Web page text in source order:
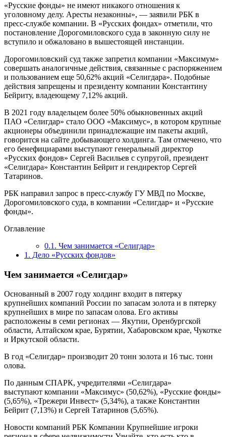
«Русские фонды» не имеют никакого отношения к
уголовному делу. Аресты незаконны», — заявили РБК в
пресс-службе компании. В «Русских фондах» отметили, что
постановление Дорогомиловского суда в законную силу не
вступило и обжаловано в вышестоящей инстанции.
Дорогомиловский суд также запретил компании «Максимум»
совершать аналогичные действия, связанные с распоряжением
и пользованием еще 50,62% акций «Селигдара». Подобные
действия запрещены и президенту компании Константину
Бейриту, владеющему 7,12% акций.
В 2021 году владельцем более 50% обыкновенных акций
ПАО «Селигдар» стало ООО «Максимус», в котором крупные
акционеры объединили принадлежащие им пакеты акций,
говорится на сайте добывающего холдинга. Там отмечено, что
его бенефициарами выступают генеральный директор
«Русских фондов» Сергей Васильев с супругой, президент
«Селигдара» Константин Бейрит и гендиректор Сергей
Татаринов.
РБК направил запрос в пресс-службу ГУ МВД по Москве,
Дорогомиловского суда, в компании «Селигдар» и «Русские
фонды».
Оглавление
0.1. Чем занимается «Селигдар»
1. Дело «Русских фондов»
Чем занимается «Селигдар»
Основанный в 2007 году холдинг входит в пятерку
крупнейших компаний России по запасам золота и в пятерку
крупнейших в мире по запасам олова. Его активы
расположены в семи регионах — Якутии, Оренбургской
области, Алтайском крае, Бурятии, Хабаровском крае, Чукотке
и Иркутской области.
В год «Селигдар» производит 20 тонн золота и 16 тыс. тонн
олова.
По данным СПАРК, учредителями «Селигдара»
выступают компании «Максимус» (50,62%), «Русские фонды»
(5,65%), «Трежери Инвест» (5,34%), а также Константин
Бейрит (7,13%) и Сергей Татаринов (5,65%).
Новости компаний РБК Компании Крупнейшие игроки